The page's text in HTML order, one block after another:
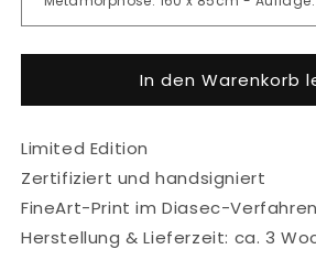
In den Warenkorb
Limited Edition
Zertifiziert und handsigniert
FineArt-Print im Diasec-Verfahren
Herstellung & Lieferzeit: ca. 3